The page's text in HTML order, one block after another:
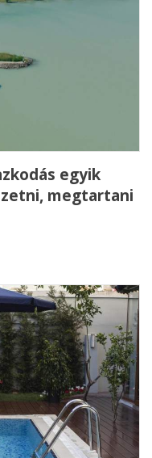
egyik
megtartani